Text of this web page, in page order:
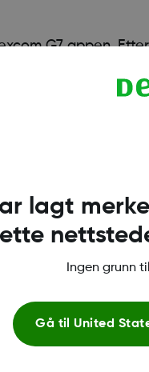
G7 appen.
logger du på
du blir bedt om
Dexcom G7-app
lagt
Ingen grunn
Gå til United